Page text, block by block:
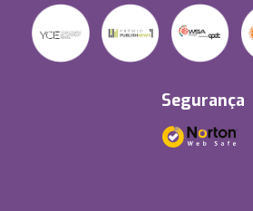
Segurança